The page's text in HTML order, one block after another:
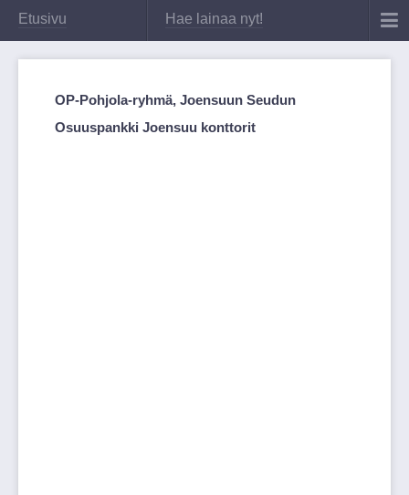
Etusivu Hae lainaa nyt!
OP-Pohjola-ryhmä, Joensuun Seudun
Osuuspankki Joensuu konttorit